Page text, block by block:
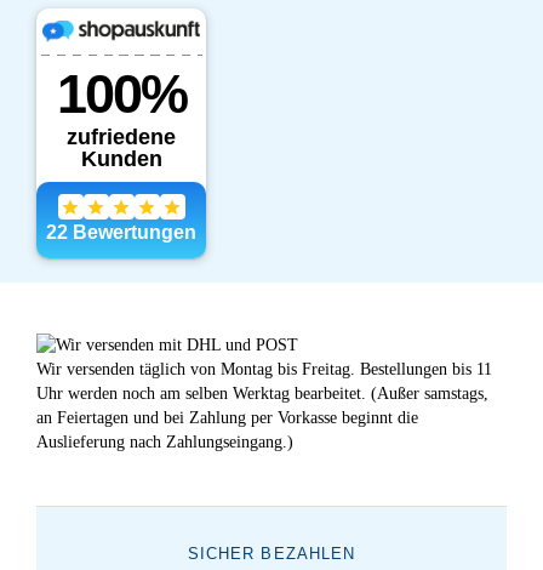
Wir versenden täglich von Montag bis Freitag. Bestellungen bis 11
Uhr werden noch am selben Werktag bearbeitet. (Außer samstags,
an Feiertagen und bei Zahlung per Vorkasse beginnt die
Auslieferung nach Zahlungseingang.)
SICHER BEZAHLEN